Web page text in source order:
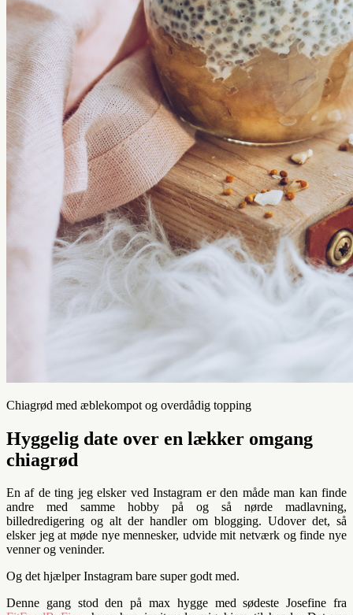
Chiagrød med æblekompot og overdådig topping
Hyggelig date over en lækker omgang
chiagrød
En af de ting jeg elsker ved Instagram er den måde man kan finde
andre med samme hobby på og så nørde madlavning,
billedredigering og alt der handler om blogging. Udover det, så
elsker jeg at møde nye mennesker, udvide mit netværk og finde nye
venner og veninder.
Og det hjælper Instagram bare super godt med.
Denne gang stod den på max hygge med sødeste Josefine fra